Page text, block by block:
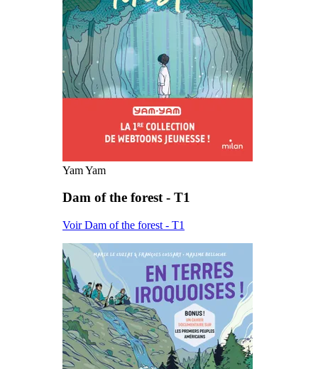
Yam Yam
Dam of the forest - T1
Voir Dam of the forest - T1